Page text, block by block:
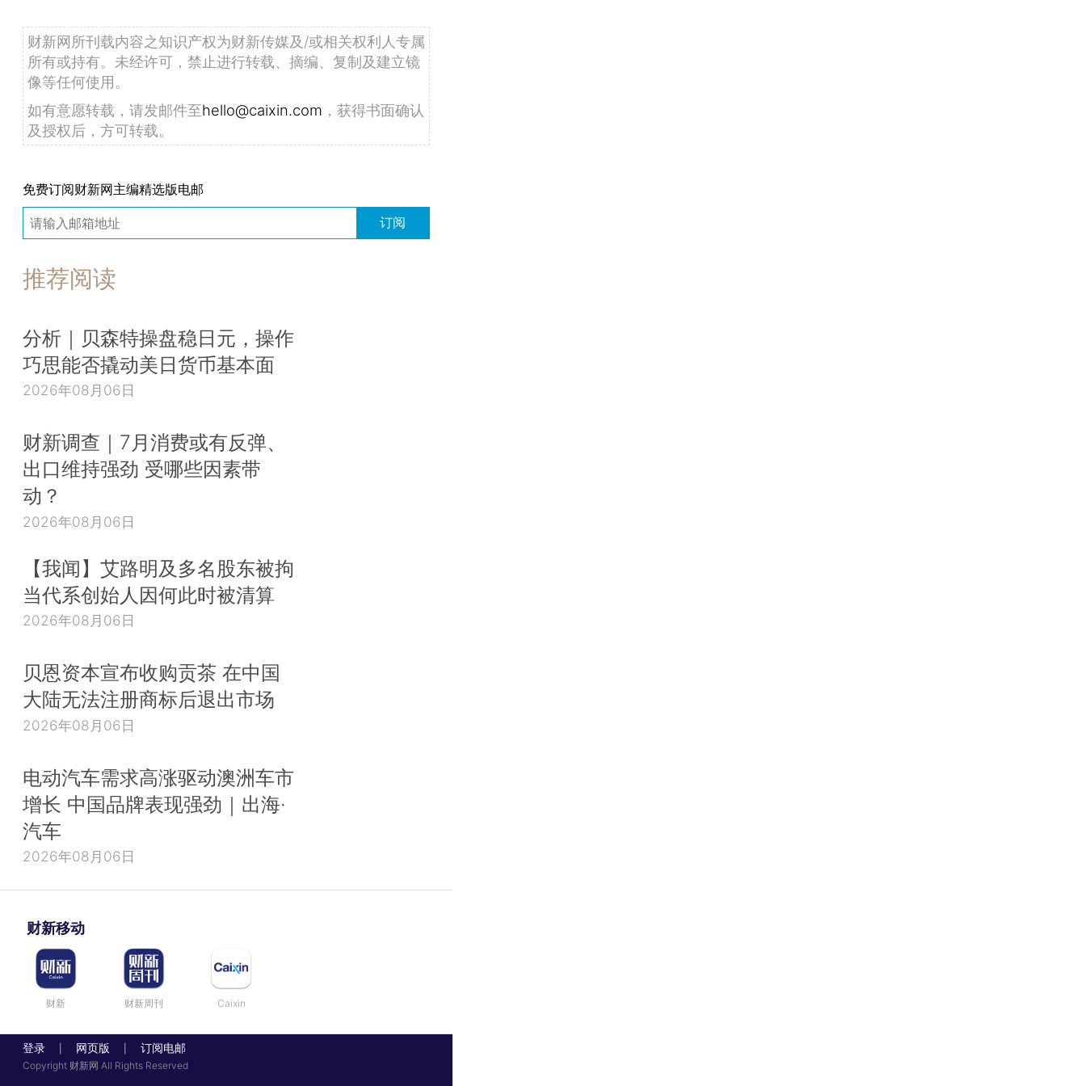
财新网所刊载内容之知识产权为财新传媒及/或相关权利人专属
所有或持有。未经许可，禁止进行转载、摘编、复制及建立镜
像等任何使用。
如有意愿转载，请发邮件至hello@caixin.com ，获得书面确认
及授权后，方可转载。
免费订阅财新网主编精选版电邮
订阅
推荐阅读
分析｜贝森特操盘稳日元，操作
巧思能否撬动美日货币基本面
2026年08月06日
财新调查｜7月消费或有反弹、
出口维持强劲 受哪些因素带
动？
2026年08月06日
【我闻】艾路明及多名股东被拘
当代系创始人因何此时被清算
2026年08月06日
贝恩资本宣布收购贡茶 在中国
大陆无法注册商标后退出市场
2026年08月06日
电动汽车需求高涨驱动澳洲车市
增长 中国品牌表现强劲｜出海·
汽车
2026年08月06日
财新移动
财新 财新周刊 Caixin
登录 网页版 订阅电邮
Copyright 财新网 All Rights Reserved